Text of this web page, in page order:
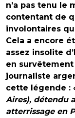
n’a pas tenu le
contentant de
involontaires
Cela a encore
assez insolite
en
journaliste
cette légende :
Aires), détendu
atterrissage en